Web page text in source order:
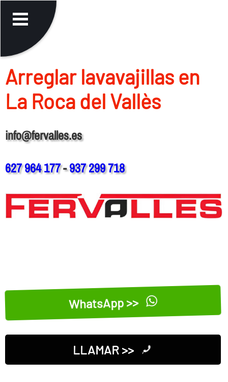
Arreglar lavavajillas en
La Roca del Vallès
info@fervalles.es
627 964 177-937 299 718
WhatsApp >>
LLAMAR >>